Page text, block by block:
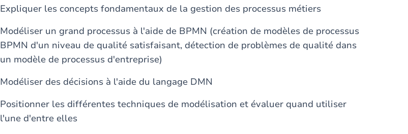
Expliquer les concepts fondamentaux de la gestion des processus métiers
Modéliser un grand processus à l'aide de BPMN (création de modèles de processus
BPMN d'un niveau de qualité satisfaisant, détection de problèmes de qualité dans
un modèle de processus d'entreprise)
Modéliser des décisions à l'aide du langage DMN
Positionner les différentes techniques de modélisation et évaluer quand utiliser
l'une d'entre elles